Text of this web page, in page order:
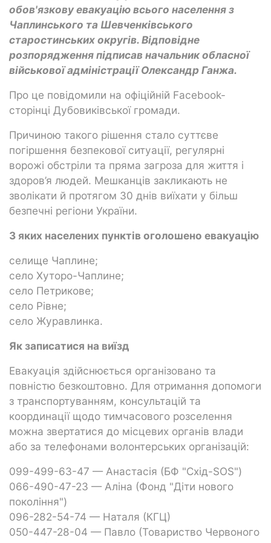
обов'язкову евакуацію всього населення з
Чаплинського та Шевченківського
старостинських округів. Відповідне
розпорядження підписав начальник обласної
військової адміністрації Олександр Ганжа.
Про це повідомили на офіційній Facebook-
сторінці Дубовиківської громади.
Причиною такого рішення стало суттєве
погіршення безпекової ситуації, регулярні
ворожі обстріли та пряма загроза для життя і
здоров’я людей. Мешканців закликають не
зволікати й протягом 30 днів виїхати у більш
безпечні регіони України.
З яких населених пунктів оголошено евакуацію
селище Чаплине;
село Хуторо-Чаплине;
село Петрикове;
село Рівне;
село Журавлинка.
Як записатися на виїзд
Евакуація здійснюється організовано та
повністю безкоштовно. Для отримання допомоги
з транспортуванням, консультацій та
координації щодо тимчасового розселення
можна звертатися до місцевих органів влади
або за телефонами волонтерських організацій:
099-499-63-47 — Анастасія (БФ "Схід-SOS")
066-490-47-23 — Аліна (Фонд "Діти нового
покоління")
096-282-54-74 — Наталя (КГЦ)
050-447-28-04 — Павло (Товариство Червоного